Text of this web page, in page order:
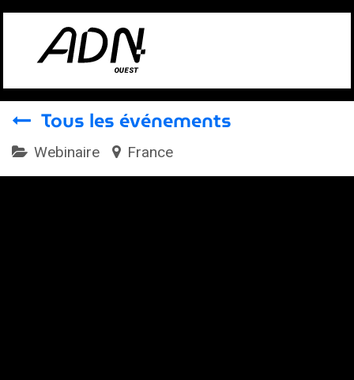
Se rendre au contenu
Tous les événements
Webinaire France